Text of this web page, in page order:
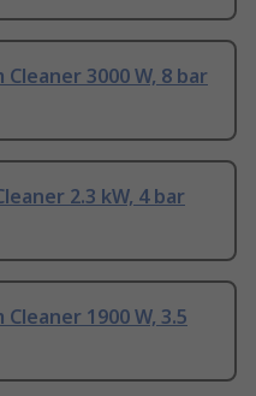
3000 W, 8 bar
2.3 kW, 4 bar
1900 W, 3.5